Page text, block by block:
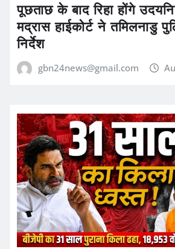
पूछताछ के बाद रिहा होंगे
मद्रास हाईकोर्ट ने तमिलनाडु
निर्देश
gbn24news@gmail.com